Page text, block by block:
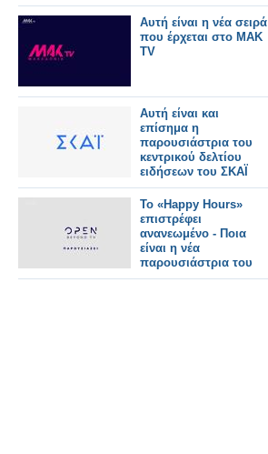
Αυτή είναι η νέα σειρά
που έρχεται στο ΜΑΚ
TV
Αυτή είναι και
επίσημα η
παρουσιάστρια του
κεντρικού δελτίου
ειδήσεων του ΣΚΑΪ
Το «Happy Hours»
επιστρέφει
ανανεωμένο - Ποια
είναι η νέα
παρουσιάστρια του
OPEN;